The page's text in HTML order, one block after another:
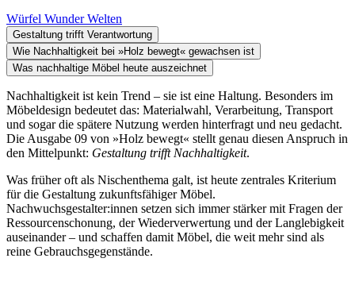
Würfel Wunder Welten
Gestaltung trifft Verantwortung
Wie Nachhaltigkeit bei »Holz bewegt« gewachsen ist
Was nachhaltige Möbel heute auszeichnet
Nachhaltigkeit ist kein Trend – sie ist eine Haltung. Besonders im
Möbeldesign bedeutet das: Materialwahl, Verarbeitung, Transport
und sogar die spätere Nutzung werden hinterfragt und neu gedacht.
Die Ausgabe 09 von »Holz bewegt« stellt genau diesen Anspruch in
den Mittelpunkt: Gestaltung trifft Nachhaltigkeit.
Was früher oft als Nischenthema galt, ist heute zentrales Kriterium
für die Gestaltung zukunftsfähiger Möbel.
Nachwuchsgestalter:innen setzen sich immer stärker mit Fragen der
Ressourcenschonung, der Wiederverwertung und der Langlebigkeit
auseinander – und schaffen damit Möbel, die weit mehr sind als
reine Gebrauchsgegenstände.